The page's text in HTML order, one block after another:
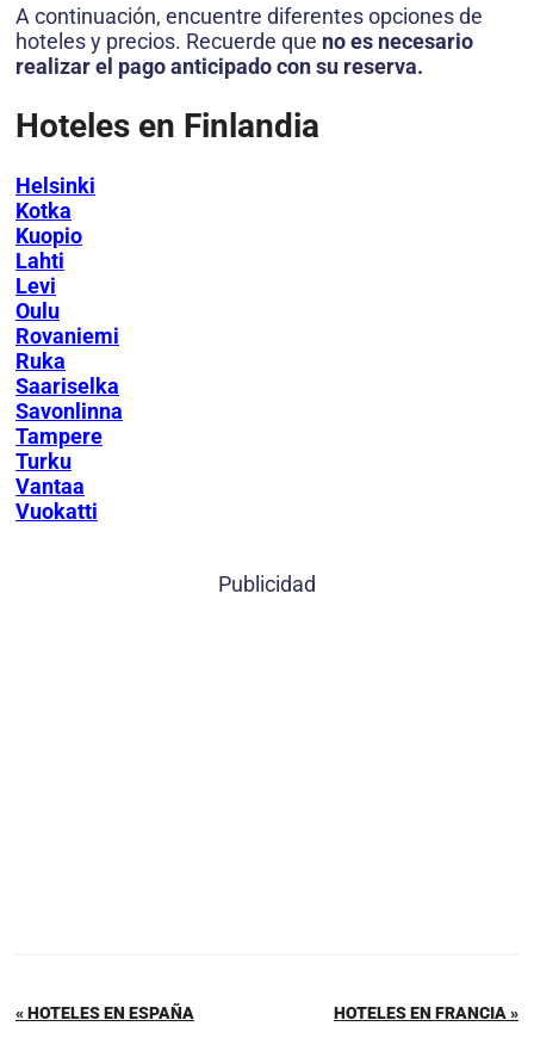
A continuación, encuentre diferentes opciones de
hoteles y precios. Recuerde que no es necesario
realizar el pago anticipado con su reserva.
Hoteles en Finlandia
Helsinki
Kotka
Kuopio
Lahti
Levi
Oulu
Rovaniemi
Ruka
Saariselka
Savonlinna
Tampere
Turku
Vantaa
Vuokatti
Publicidad
« HOTELES EN ESPAÑA HOTELES EN FRANCIA »